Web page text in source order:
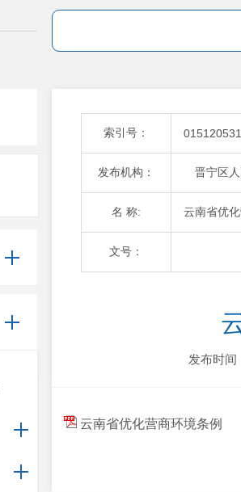
索引号：
发布机构： 晋宁区人
名 称: 云南省优
文号：
发布时间
云南省优化营商环境条例